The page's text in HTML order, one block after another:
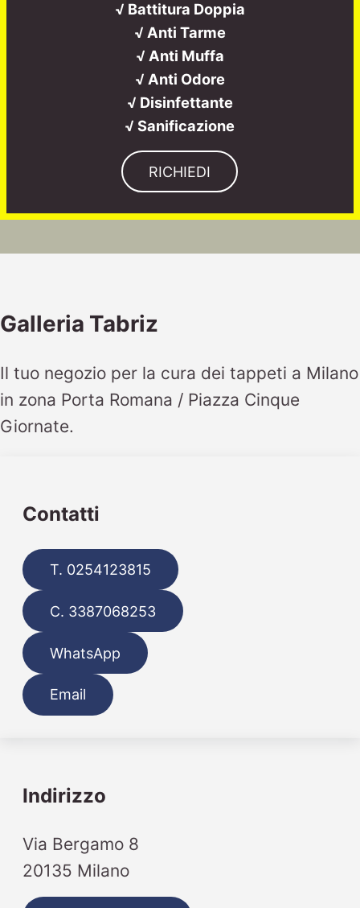
√ Battitura Doppia
√ Anti Tarme
√ Anti Muffa
√ Anti Odore
√ Disinfettante
√ Sanificazione
RICHIEDI
Galleria Tabriz
Il tuo negozio per la cura dei tappeti a Milano
in zona Porta Romana / Piazza Cinque
Giornate.
Contatti
T. 0254123815
C. 3387068253
WhatsApp
Email
Indirizzo
Via Bergamo 8
20135 Milano